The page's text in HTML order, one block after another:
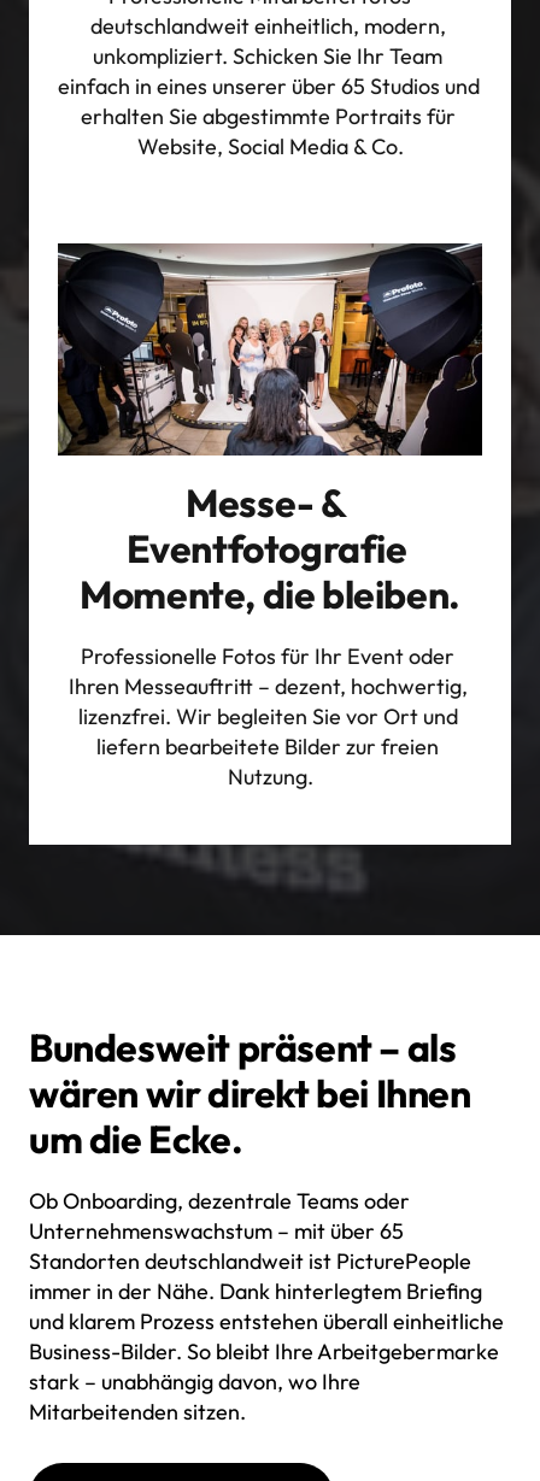
deutschlandweit einheitlich, modern,
unkompliziert. Schicken Sie Ihr Team
einfach in eines unserer über 65 Studios und
erhalten Sie abgestimmte Portraits für
Website, Social Media & Co.
Messe- &
Eventfotografie
Momente, die bleiben.
Professionelle Fotos für Ihr Event oder
Ihren Messeauftritt – dezent, hochwertig,
lizenzfrei. Wir begleiten Sie vor Ort und
liefern bearbeitete Bilder zur freien
Nutzung.
Bundesweit präsent – als
wären wir direkt bei Ihnen
um die Ecke.
Ob Onboarding, dezentrale Teams oder
Unternehmenswachstum – mit über 65
Standorten deutschlandweit ist PicturePeople
immer in der Nähe. Dank hinterlegtem Briefing
und klarem Prozess entstehen überall einheitliche
Business-Bilder. So bleibt Ihre Arbeitgebermarke
stark – unabhängig davon, wo Ihre
Mitarbeitenden sitzen.